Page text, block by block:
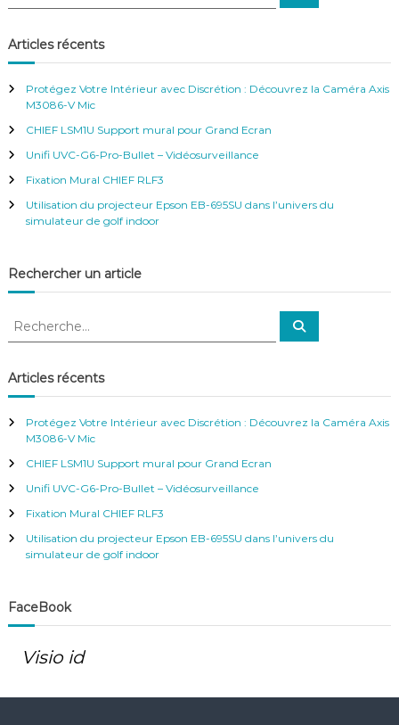
i
c
h
e
c
e
r
:
c
e
r
Articles récents
Protégez Votre Intérieur avec Discrétion : Découvrez la Caméra Axis
M3086-V Mic
CHIEF LSM1U Support mural pour Grand Ecran
Unifi UVC-G6-Pro-Bullet – Vidéosurveillance
Fixation Mural CHIEF RLF3
Utilisation du projecteur Epson EB-695SU dans l’univers du
simulateur de golf indoor
Rechercher un article
R
h
e
c
e
r
:
R
c
e
r
Articles récents
Protégez Votre Intérieur avec Discrétion : Découvrez la Caméra Axis
M3086-V Mic
CHIEF LSM1U Support mural pour Grand Ecran
Unifi UVC-G6-Pro-Bullet – Vidéosurveillance
Fixation Mural CHIEF RLF3
Utilisation du projecteur Epson EB-695SU dans l’univers du
simulateur de golf indoor
FaceBook
Visio id